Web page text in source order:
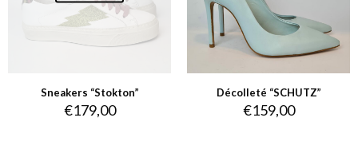
Sneakers “Stokton”
€179,00
Décolleté “SCHUTZ”
€159,00